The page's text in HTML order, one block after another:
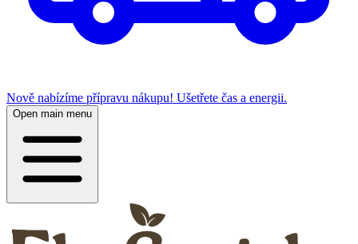
Nově nabízíme přípravu nákupu! Ušetřete čas a energii.
Open main menu